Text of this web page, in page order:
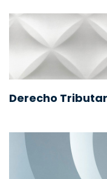
Derecho